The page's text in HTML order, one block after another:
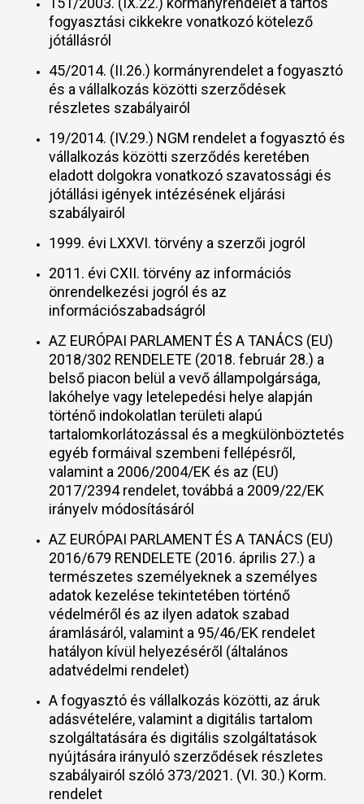
fogyasztási cikkekre vonatkozó kötelező
jótállásról
45/2014. (II.26.) kormányrendelet a fogyasztó
és a vállalkozás közötti szerződések
részletes szabályairól
19/2014. (IV.29.) NGM rendelet a fogyasztó és
vállalkozás közötti szerződés keretében
eladott dolgokra vonatkozó szavatossági és
jótállási igények intézésének eljárási
szabályairól
1999. évi LXXVI. törvény a szerzői jogról
2011. évi CXII. törvény az információs
önrendelkezési jogról és az
információszabadságról
AZ EURÓPAI PARLAMENT ÉS A TANÁCS (EU)
2018/302 RENDELETE (2018. február 28.) a
belső piacon belül a vevő állampolgársága,
lakóhelye vagy letelepedési helye alapján
történő indokolatlan területi alapú
tartalomkorlátozással és a megkülönböztetés
egyéb formáival szembeni fellépésről,
valamint a 2006/2004/EK és az (EU)
2017/2394 rendelet, továbbá a 2009/22/EK
irányelv módosításáról
AZ EURÓPAI PARLAMENT ÉS A TANÁCS (EU)
2016/679 RENDELETE (2016. április 27.) a
természetes személyeknek a személyes
adatok kezelése tekintetében történő
védelméről és az ilyen adatok szabad
áramlásáról, valamint a 95/46/EK rendelet
hatályon kívül helyezéséről (általános
adatvédelmi rendelet)
A fogyasztó és vállalkozás közötti, az áruk
adásvételére, valamint a digitális tartalom
szolgáltatására és digitális szolgáltatások
nyújtására irányuló szerződések részletes
szabályairól szóló 373/2021. (VI. 30.) Korm.
rendelet